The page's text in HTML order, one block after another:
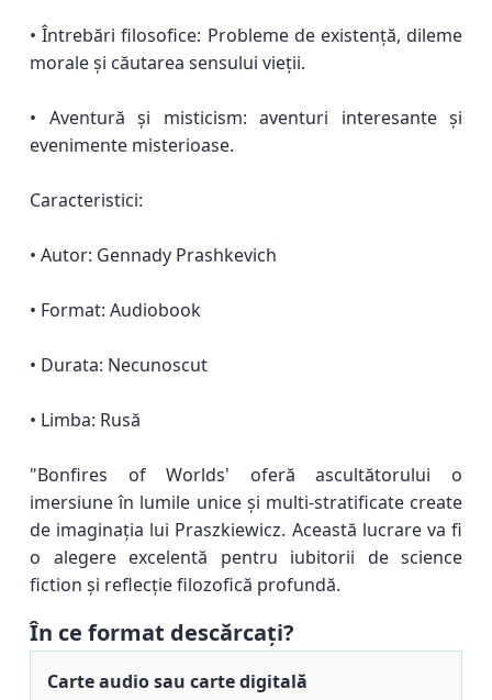
• Întrebări filosofice: Probleme de existență, dileme
morale și căutarea sensului vieții.
• Aventură și misticism: aventuri interesante și
evenimente misterioase.
Caracteristici:
• Autor: Gennady Prashkevich
• Format: Audiobook
• Durata: Necunoscut
• Limba: Rusă
"Bonfires of Worlds' oferă ascultătorului o
imersiune în lumile unice și multi-stratificate create
de imaginația lui Praszkiewicz. Această lucrare va fi
o alegere excelentă pentru iubitorii de science
fiction și reflecție filozofică profundă.
În ce format descărcați?
Carte audio sau carte digitală